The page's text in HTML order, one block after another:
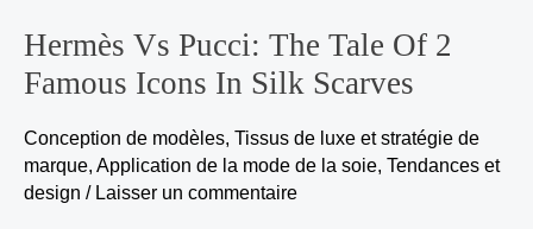
Hermès Vs Pucci: The Tale Of 2
Famous Icons In Silk Scarves
Conception de modèles, Tissus de luxe et stratégie de
marque, Application de la mode de la soie, Tendances et
design / Laisser un commentaire